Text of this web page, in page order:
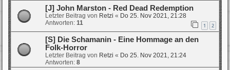
[J] John Marston - Red Dead Redemption
Letzter Beitrag von Retzi « Do 25. Nov 2021, 21:28
Antworten: 11 1 2
[S] Die Schamanin - Eine Hommage an den
Folk-Horror
Letzter Beitrag von Retzi « Do 25. Nov 2021, 21:24
Antworten: 8